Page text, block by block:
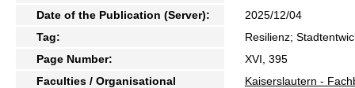
Date of the Publication (Server):
2025/12/04
Tag:
Resilienz;
Page Number:
XVI, 395
Faculties / Organisational
Kaiserslautern -